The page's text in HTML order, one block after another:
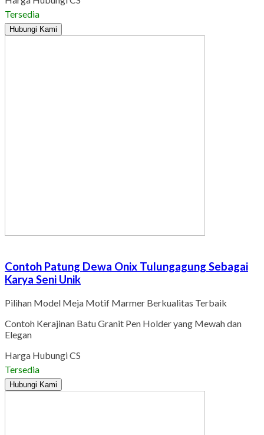
Tersedia
Hubungi Kami
Contoh Patung Dewa Onix Tulungagung Sebagai
Karya Seni Unik
Pilihan Model Meja Motif Marmer Berkualitas Terbaik
Contoh Kerajinan Batu Granit Pen Holder yang Mewah dan
Elegan
Harga Hubungi CS
Tersedia
Hubungi Kami